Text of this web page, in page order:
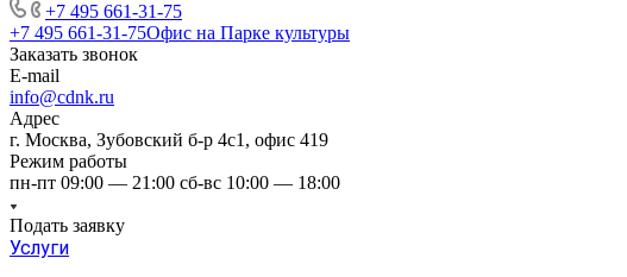
+7 495 661-31-75
+7 495 661-31-75Офис на Парке культуры
Заказать звонок
E-mail
info@cdnk.ru
Адрес
г. Москва, Зубовский б-р 4с1, офис 419
Режим работы
пн-пт 09:00 — 21:00 сб-вс 10:00 — 18:00
Подать заявку
Услуги